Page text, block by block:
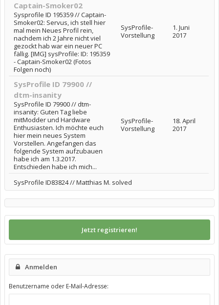
Captain-Smoker02
Sysprofile ID 195359 // Captain-
Smoker02: Servus, ich stell hier
mal mein Neues Profil rein,
nachdem ich 2 Jahre nicht viel
gezockt hab war ein neuer PC
fällig. [IMG] sysProfile: ID: 195359
- Captain-Smoker02 (Fotos
Folgen noch)
SysProfile-
Vorstellung
1. Juni
2017
SysProfile ID 79900 //
dtm-insanity
SysProfile ID 79900 // dtm-
insanity: Guten Tag liebe
mitModder und Hardware
Enthusiasten. Ich möchte euch
hier mein neues System
Vorstellen. Angefangen das
folgende System aufzubauen
habe ich am 1.3.2017.
Entschieden habe ich mich...
SysProfile-
Vorstellung
18. April
2017
SysProfile ID83824 // Matthias M. solved
Jetzt registrieren!
Anmelden
Benutzername oder E-Mail-Adresse: